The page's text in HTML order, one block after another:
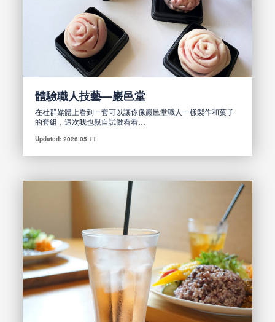
體驗職人技藝—巖邑堂
在社群媒體上看到一套可以讓你像巖邑堂職人一樣製作和菓子
的套組，這次我也親自試做看看…
Updated: 2026.05.11